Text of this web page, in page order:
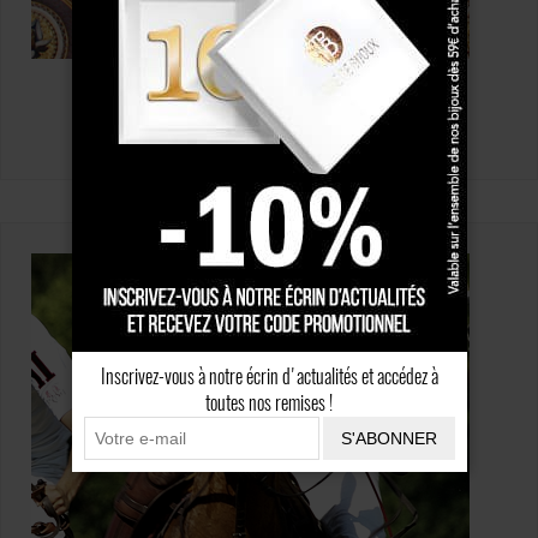
MAÇONNIQUE
Inscrivez-vous à notre écrin d'actualités et accédez à
toutes nos remises !
S'ABONNER